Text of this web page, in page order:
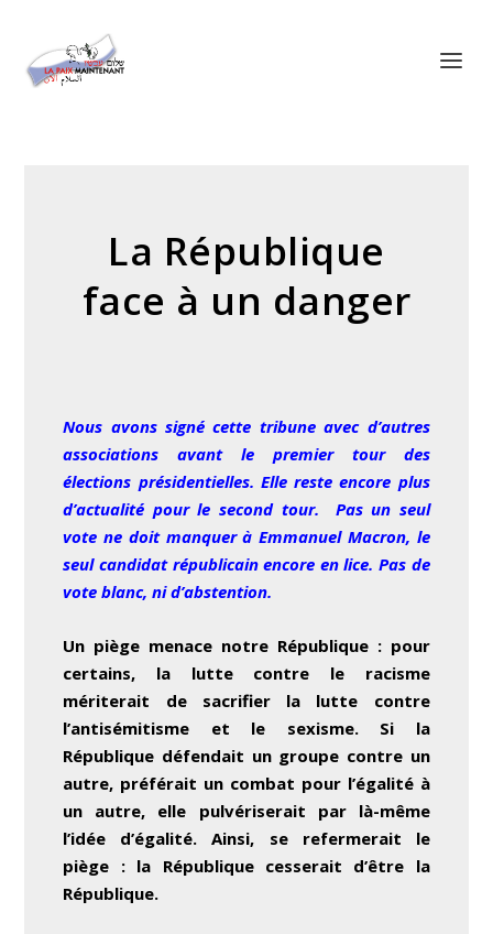
La République
face à un danger
Nous avons signé cette tribune avec d’autres
associations avant le premier tour des
élections présidentielles. Elle reste encore plus
d’actualité pour le second tour. Pas un seul
vote ne doit manquer à Emmanuel Macron, le
seul candidat républicain encore en lice. Pas de
vote blanc, ni d’abstention.
Un piège menace notre République : pour
certains, la lutte contre le racisme
mériterait de sacrifier la lutte contre
l’antisémitisme et le sexisme. Si la
République défendait un groupe contre un
autre, préférait un combat pour l’égalité à
un autre, elle pulvériserait par là-même
l’idée d’égalité. Ainsi, se refermerait le
piège : la République cesserait d’être la
République.